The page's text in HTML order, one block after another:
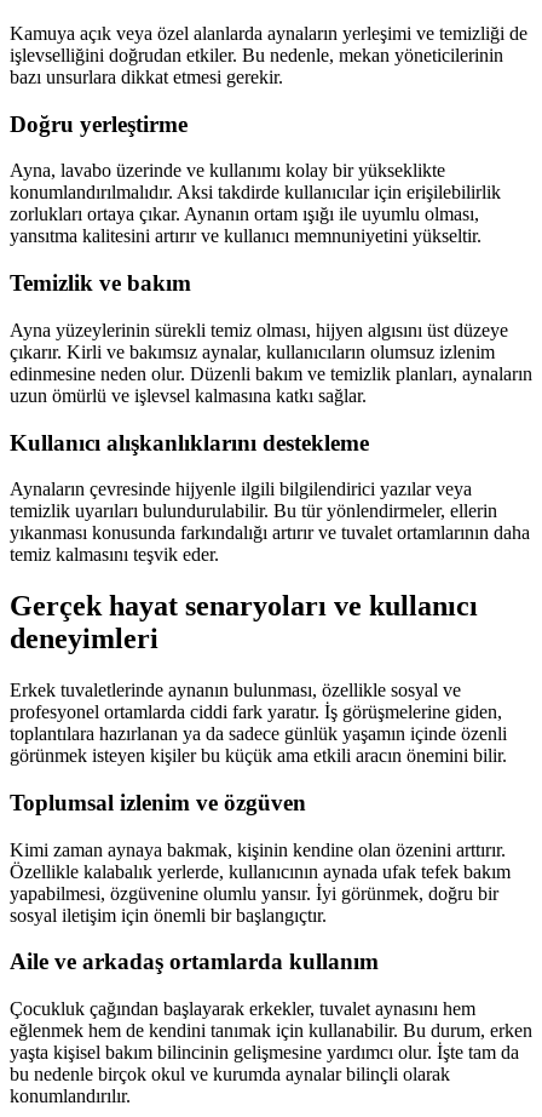
Kamuya açık veya özel alanlarda aynaların yerleşimi ve temizliği de
işlevselliğini doğrudan etkiler. Bu nedenle, mekan yöneticilerinin
bazı unsurlara dikkat etmesi gerekir.
Doğru yerleştirme
Ayna, lavabo üzerinde ve kullanımı kolay bir yükseklikte
konumlandırılmalıdır. Aksi takdirde kullanıcılar için erişilebilirlik
zorlukları ortaya çıkar. Aynanın ortam ışığı ile uyumlu olması,
yansıtma kalitesini artırır ve kullanıcı memnuniyetini yükseltir.
Temizlik ve bakım
Ayna yüzeylerinin sürekli temiz olması, hijyen algısını üst düzeye
çıkarır. Kirli ve bakımsız aynalar, kullanıcıların olumsuz izlenim
edinmesine neden olur. Düzenli bakım ve temizlik planları, aynaların
uzun ömürlü ve işlevsel kalmasına katkı sağlar.
Kullanıcı alışkanlıklarını destekleme
Aynaların çevresinde hijyenle ilgili bilgilendirici yazılar veya
temizlik uyarıları bulundurulabilir. Bu tür yönlendirmeler, ellerin
yıkanması konusunda farkındalığı artırır ve tuvalet ortamlarının daha
temiz kalmasını teşvik eder.
Gerçek hayat senaryoları ve kullanıcı
deneyimleri
Erkek tuvaletlerinde aynanın bulunması, özellikle sosyal ve
profesyonel ortamlarda ciddi fark yaratır. İş görüşmelerine giden,
toplantılara hazırlanan ya da sadece günlük yaşamın içinde özenli
görünmek isteyen kişiler bu küçük ama etkili aracın önemini bilir.
Toplumsal izlenim ve özgüven
Kimi zaman aynaya bakmak, kişinin kendine olan özenini arttırır.
Özellikle kalabalık yerlerde, kullanıcının aynada ufak tefek bakım
yapabilmesi, özgüvenine olumlu yansır. İyi görünmek, doğru bir
sosyal iletişim için önemli bir başlangıçtır.
Aile ve arkadaş ortamlarda kullanım
Çocukluk çağından başlayarak erkekler, tuvalet aynasını hem
eğlenmek hem de kendini tanımak için kullanabilir. Bu durum, erken
yaşta kişisel bakım bilincinin gelişmesine yardımcı olur. İşte tam da
bu nedenle birçok okul ve kurumda aynalar bilinçli olarak
konumlandırılır.